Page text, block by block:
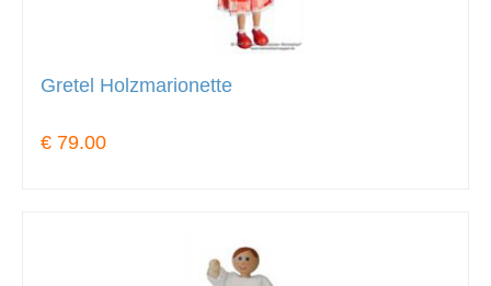
Gretel Holzmarionette
€ 79.00